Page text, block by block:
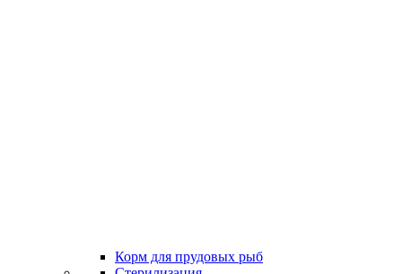
Корм для прудовых рыб